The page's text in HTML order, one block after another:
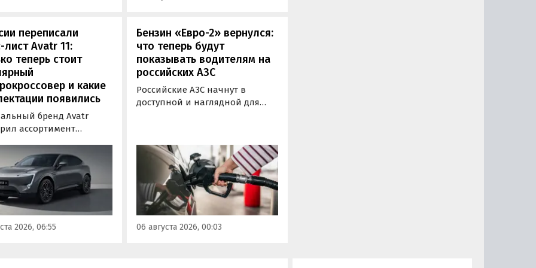
переписали
лист Avatr 11:
теперь стоит
и какие
появились
бренд Avatr
ассортимент
Avatr 11 в России
2026 года. Вместе с
его прайс-листа
единственное
исполнение,
цена модели
на 760 тыс. рублей,
2026, 06:55
Бензин «Евро-2» вернулся:
что теперь будут
показывать водителям на
российских АЗС
Российские АЗС начнут в
доступной и наглядной для
отпускаемого топлива. Это
позволит автовладельцам
осознанно выбрать топливо
определенного класса — от
«Евро-2» до «Евро-5»,
сообщили в Минэнерго РФ.
06 августа 2026, 00:03